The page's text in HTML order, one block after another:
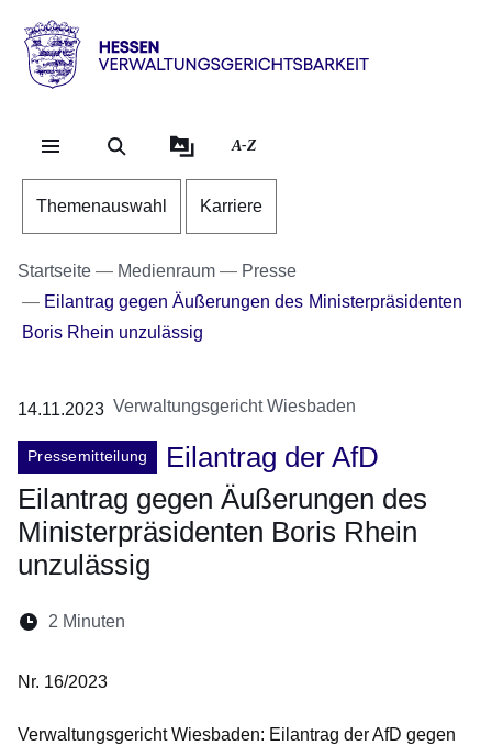
Direkt zum Kopf der
Direkt zum Inhalt
Direkt zum Fuß der
Hessen
Verwaltungsgerichtsbarkeit
A-Z
Themenauswahl Karriere
Startseite Medienraum
Presse
Eilantrag gegen Äußerungen des Ministerpräsidenten
Boris Rhein unzulässig
14.11.2023 Verwaltungsgericht Wiesbaden
Pressemitteilung
Eilantrag der AfD
Eilantrag gegen Äußerungen des
Ministerpräsidenten Boris Rhein
unzulässig
Lesedauer:
2 Minuten
Nr. 16/2023
Verwaltungsgericht Wiesbaden: Eilantrag der AfD gegen